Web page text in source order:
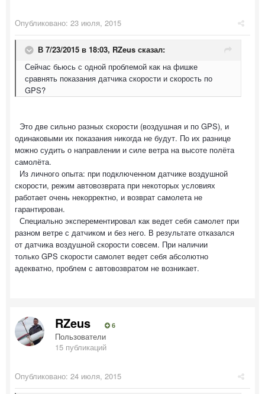
Опубликовано: 23 июля, 2015
В 7/23/2015 в 18:03, RZeus сказал:
Сейчас бьюсь с одной проблемой как на фишке
сравнять показания датчика скорости и скорость по
GPS?
Это две сильно разных скорости (воздушная и по GPS), и
одинаковыми их показания никогда не будут. По их разнице
можно судить о направлении и силе ветра на высоте полёта
самолёта.
Из личного опыта: при подключенном датчике воздушной
скорости, режим автовозврата при некоторых условиях
работает очень некорректно, и возврат самолета не
гарантирован.
Специально эксперементировал как ведет себя самолет при
разном ветре с датчиком и без него. В результате отказался
от датчика воздушной скорости совсем. При наличии
только GPS скорости самолет ведет себя абсолютно
адекватно, проблем с автовозвратом не возникает.
RZeus 6
Пользователи
15 публикаций
Опубликовано: 24 июля, 2015